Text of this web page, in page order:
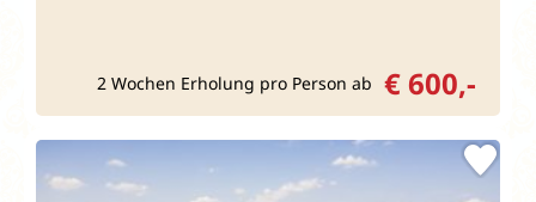
2 Wochen Erholung pro Person ab € 600,-